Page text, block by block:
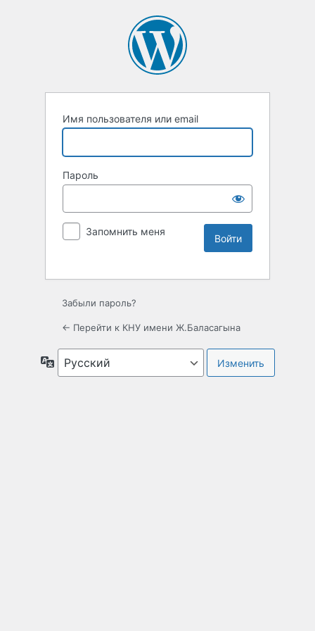
Имя пользователя или email
Пароль
Запомнить меня
Забыли пароль?
← Перейти к КНУ имени Ж.Баласагына
Язык